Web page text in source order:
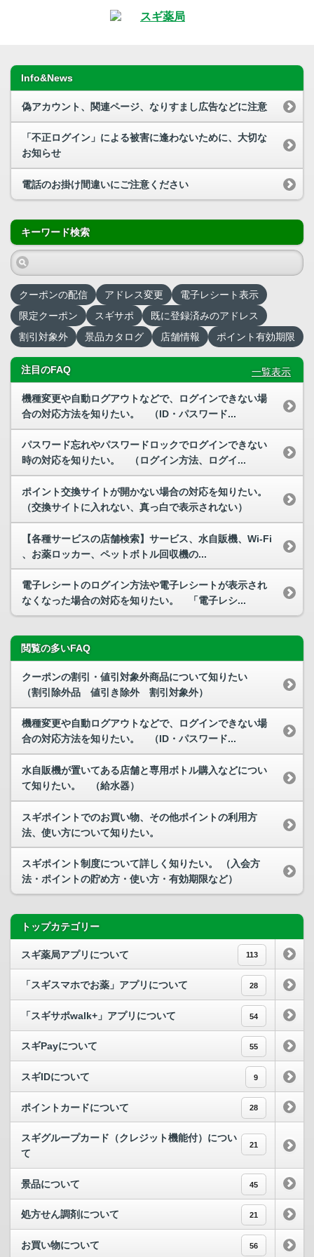
Info&News
偽アカウント、関連ページ、なりすまし広告などに注意
「不正ログイン」による被害に逢わないために、大切な
お知らせ
電話のお掛け間違いにご注意ください
キーワード検索
クーポンの配信 アドレス変更
電子レシート表示
限定クーポン
スギサポ
既に登録済みのアドレス
割引対象外
景品カタログ 店舗情報 ポイント有効期限
注目のFAQ 一覧表示
機種変更や自動ログアウトなどで、ログインできない場
合の対応方法を知りたい。 （ID・パスワード...
パスワード忘れやパスワードロックでログインできない
時の対応を知りたい。 （ログイン方法、ログイ...
ポイント交換サイトが開かない場合の対応を知りたい。
（交換サイトに入れない、真っ白で表示されない）
【各種サービスの店舗検索】サービス、水自販機、Wi-Fi
、お薬ロッカー、ペットボトル回収機の...
電子レシートのログイン方法や電子レシートが表示され
なくなった場合の対応を知りたい。 「電子レシ...
閲覧の多いFAQ
クーポンの割引・値引対象外商品について知りたい
（割引除外品 値引き除外 割引対象外）
機種変更や自動ログアウトなどで、ログインできない場
合の対応方法を知りたい。 （ID・パスワード...
水自販機が置いてある店舗と専用ボトル購入などについ
て知りたい。 （給水器）
スギポイントでのお買い物、その他ポイントの利用方
法、使い方について知りたい。
スギポイント制度について詳しく知りたい。 （入会方
法・ポイントの貯め方・使い方・有効期限など）
トップカテゴリー
スギ薬局アプリについて 113
「スギスマホでお薬」アプリについて 28
「スギサポwalk+」アプリについて 54
スギPayについて 55
スギIDについて 9
ポイントカードについて 28
スギグループカード（クレジット機能付）につい
て
21
景品について 45
処方せん調剤について 21
お買い物について 56